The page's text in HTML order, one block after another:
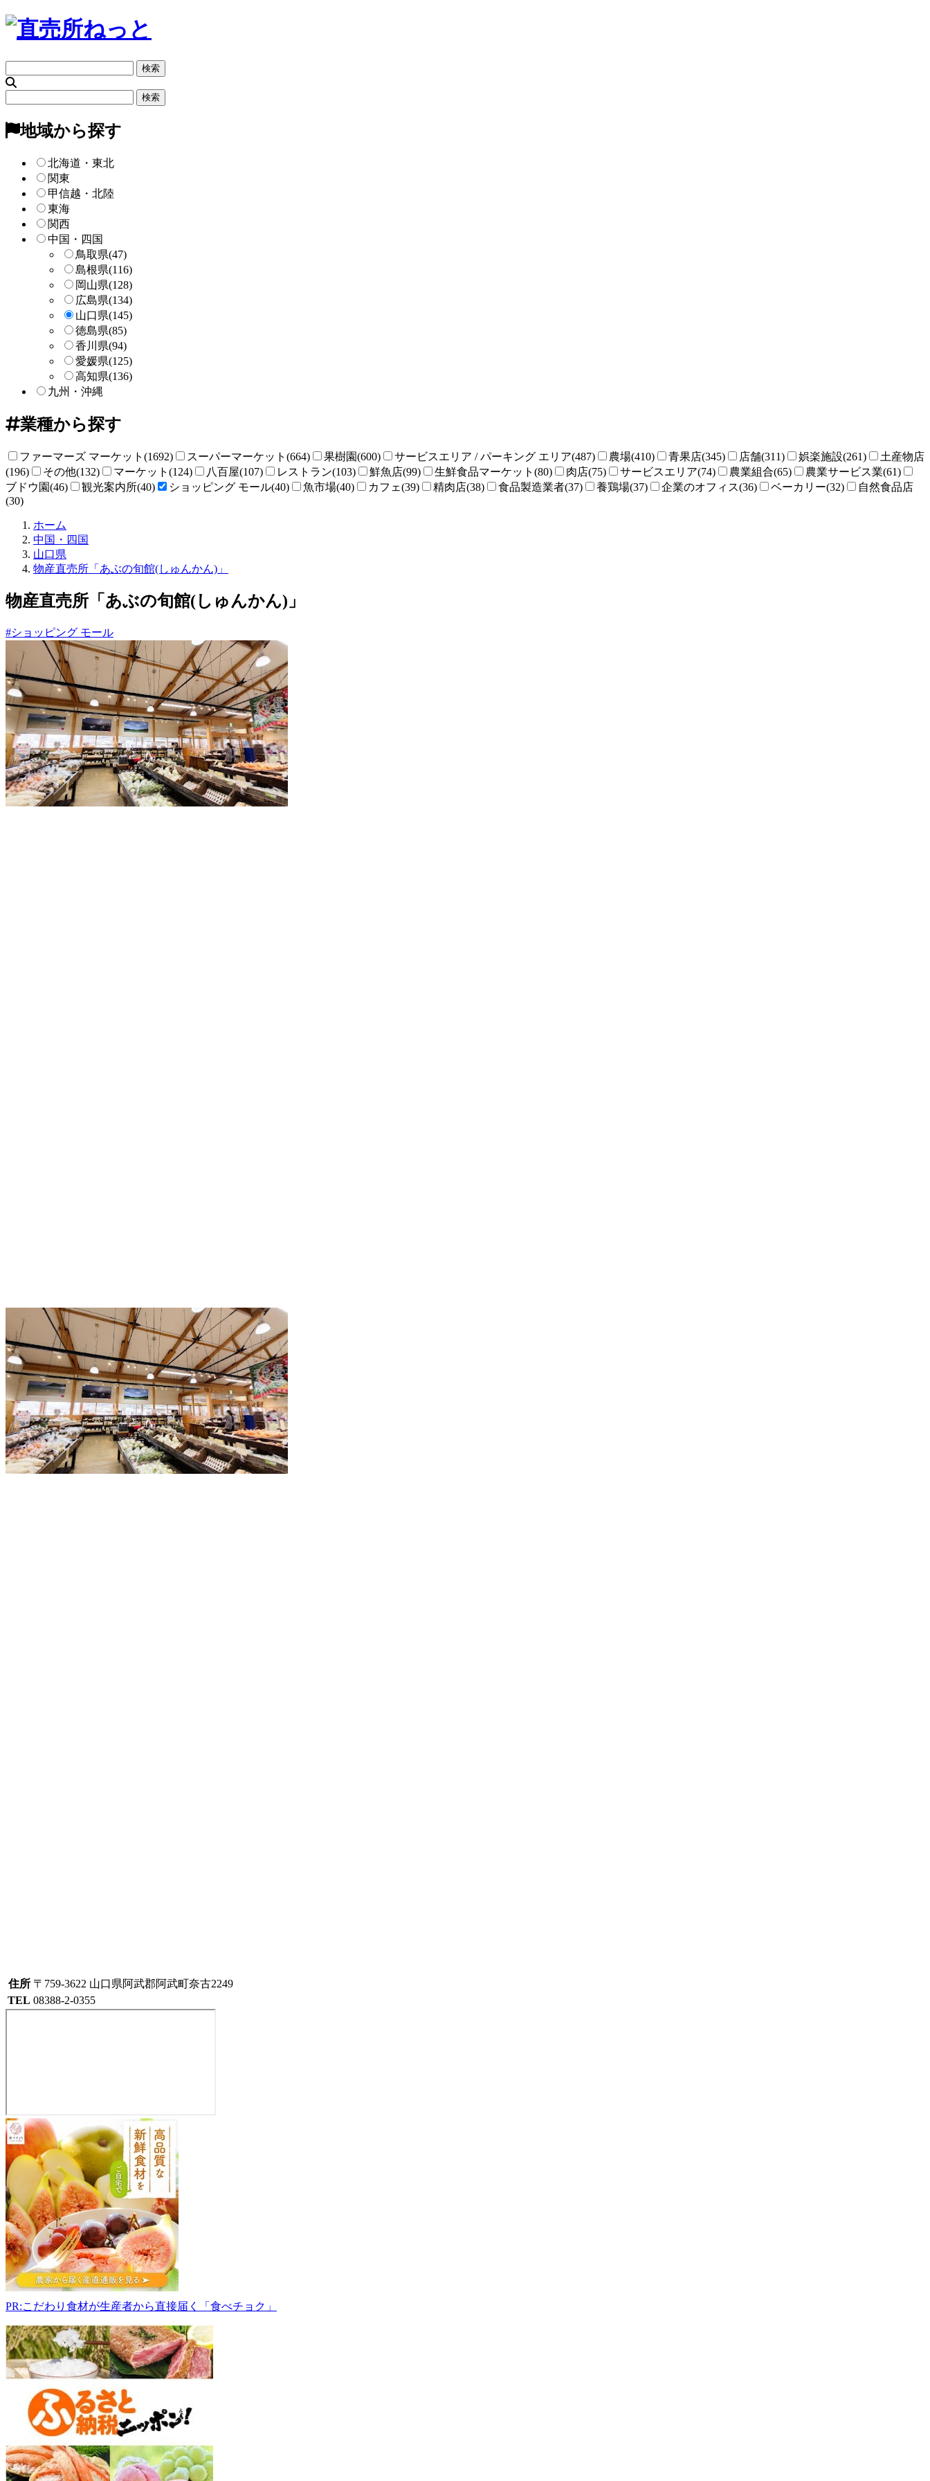
リ
索
ー
検
地域から探す
北海道・東北
関東
甲信越・北陸
東海
関西
中国・四国
鳥取県(47)
島根県(116)
岡山県(128)
広島県(134)
山口県(145)
徳島県(85)
香川県(94)
愛媛県(125)
高知県(136)
九州・沖縄
業種から探す
ファーマーズ マーケット(1692) スーパーマーケット(664) 果樹園(600) サービスエリア / パーキング エリア(487) 農場(410) 青果店(345) 店舗(311) 娯楽施設(261)
土産物店
(196)
その他(132) マーケット(124) 八百屋(107) レストラン(103) 鮮魚店(99) 生鮮食品マーケット(80) 肉店(75) サービスエリア(74) 農業組合(65)
農業サービス業(61)
ブドウ園(46)
観光案内所(40) ショッピング モール(40) 魚市場(40) カフェ(39) 精肉店(38) 食品製造業者(37) 養鶏場(37) 企業のオフィス(36) ベーカリー(32)
自然食品店
(30)
ホーム
売
ね
と
中国・四国
山口県
物産直売所「あぶの旬館(しゅんかん)」
物産直売所「あぶの旬館(しゅんかん)」
#ショッピング モール
住所 〒759-3622 山口県阿武郡阿武町奈古2249
TEL 08388-2-0355
物
産
直
売
所
「あ
ぶ
の
旬
館
(し
ゅ
か
ん)」
759-
3622
山
口
阿
武
PR:こだわり食材が生産者から直接届く「食べチョク」